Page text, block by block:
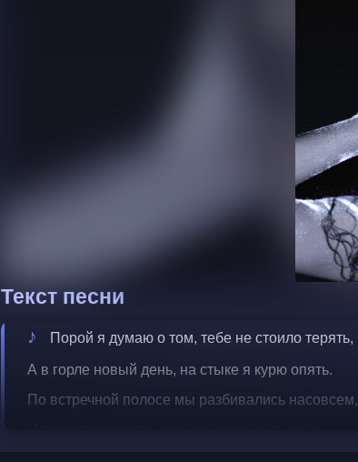
Текст песни
Порой я думаю о том, тебе не стоило терять,
А в горле новый день, на стыке я курю опять.
По встречной полосе мы разбивались насовсем,